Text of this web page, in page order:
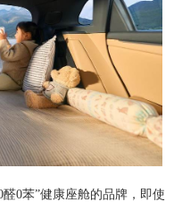
0苯”健康座舱的品牌，即使